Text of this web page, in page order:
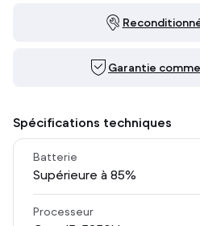
Garantie
Spécifications techniques
Batterie
Supérieure à 85%
Processeur